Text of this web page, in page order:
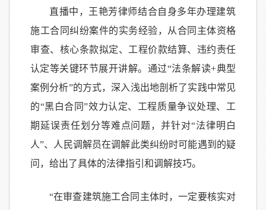
直播中，王艳芳律师结合自身多年办理建筑
施工合同纠纷案件的实务经验，从合同主体资格
审查、核心条款拟定、工程价款结算、违约责任
认定等关键环节展开讲解。通过“法条解读+典型
案例分析”的方式，深入浅出地剖析了实践中常见
的“黑白合同”效力认定、工程质量争议处理、工
期延误责任划分等难点问题，并针对“法律明白
人”、人民调解员在调解此类纠纷时可能遇到的疑
问，给出了具体的法律指引和调解技巧。
“在审查建筑施工合同主体时，一定要核实对